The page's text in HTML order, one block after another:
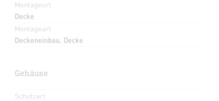
Montageort
Decke
Montageart
Deckeneinbau, Decke
Gehäuse
Schutzart